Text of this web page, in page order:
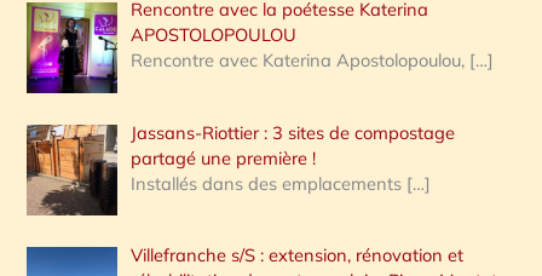
Rencontre avec la poétesse Katerina
APOSTOLOPOULOU
Rencontre avec Katerina Apostolopoulou, […]
Jassans-Riottier : 3 sites de compostage
partagé une première !
Installés dans des emplacements […]
Villefranche s/S : extension, rénovation et